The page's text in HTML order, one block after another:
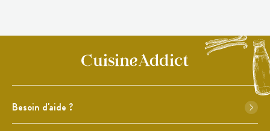
Besoin d'aide ?